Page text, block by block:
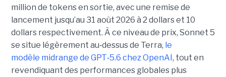
million de tokens en sortie, avec une remise de
lancement jusqu’au 31 août 2026 à 2 dollars et 10
dollars respectivement. À ce niveau de prix, Sonnet 5
se situe légèrement au‑dessus de Terra, le
modèle midrange de GPT‑5.6 chez OpenAI, tout en
revendiquant des performances globales plus